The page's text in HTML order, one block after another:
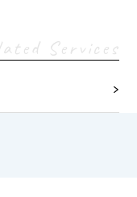
Services